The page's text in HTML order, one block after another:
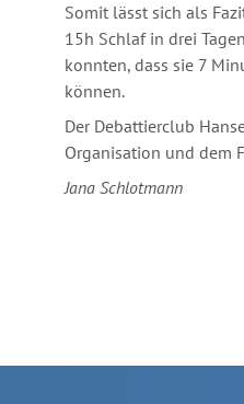
Somit lässt sich als
15h Schlaf in drei
konnten, dass sie 7
können.
Der Debattierclub
Organisation und dem
Jana Schlotmann